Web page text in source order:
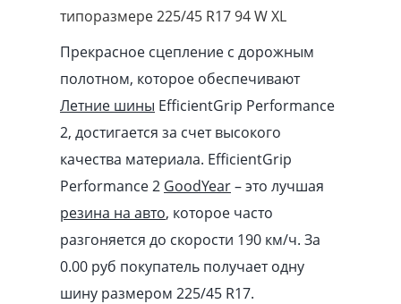
типоразмере 225/45 R17 94 W XL
Прекрасное сцепление с дорожным
полотном, которое обеспечивают
Летние шины EfficientGrip Performance
2, достигается за счет высокого
качества материала. EfficientGrip
Performance 2 GoodYear– это лучшая
резина на авто, которое часто
разгоняется до скорости 190 км/ч. За
0.00 pуб покупатель получает одну
шину размером 225/45 R17.